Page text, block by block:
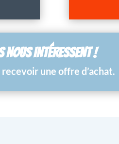
NOUS INTÉRESSENT !
une offre d’achat.